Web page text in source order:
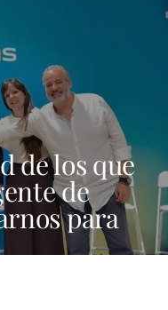
de los que
de
para
Madrid y